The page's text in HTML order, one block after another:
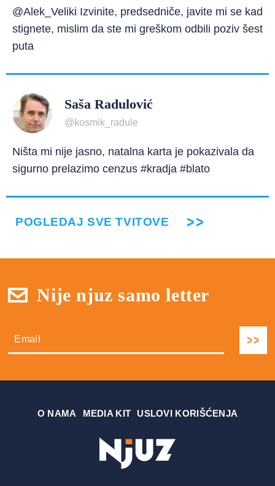
@Alek_Veliki Izvinite, predsedniče, javite mi se kad
stignete, mislim da ste mi greškom odbili poziv šest
puta
Saša Radulović
@kosmik_radule
Ništa mi nije jasno, natalna karta je pokazivala da
sigurno prelazimo cenzus #kradja #blato
POGLEDAJ SVE TVITOVE
Nije njuz samo letter
О NAMA MEDIA KIT USLOVI KORIŠĆENJA